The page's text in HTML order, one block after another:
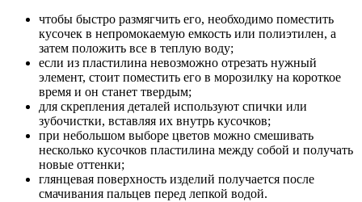
чтобы быстро размягчить его, необходимо поместить
кусочек в непромокаемую емкость или полиэтилен, а
затем положить все в теплую воду;
если из пластилина невозможно отрезать нужный
элемент, стоит поместить его в морозилку на короткое
время и он станет твердым;
для скрепления деталей используют спички или
зубочистки, вставляя их внутрь кусочков;
при небольшом выборе цветов можно смешивать
несколько кусочков пластилина между собой и получать
новые оттенки;
глянцевая поверхность изделий получается после
смачивания пальцев перед лепкой водой.